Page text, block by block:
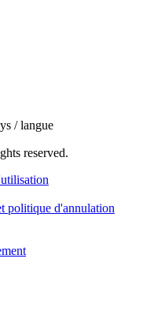
/ langue
reserved.
politique d'annulation